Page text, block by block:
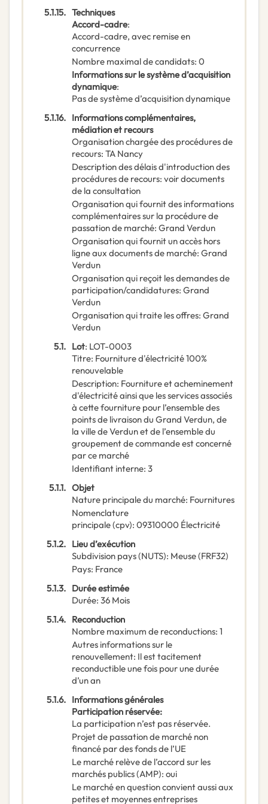
5.1.15. Techniques
Accord-cadre:
Accord-cadre, avec remise en
concurrence
Nombre maximal de candidats: 0
Informations sur le système d’acquisition
dynamique:
Pas de système d’acquisition dynamique
5.1.16. Informations complémentaires,
médiation et recours
Organisation chargée des procédures de
recours: TA Nancy
Description des délais d'introduction des
procédures de recours: voir documents
de la consultation
Organisation qui fournit des informations
complémentaires sur la procédure de
passation de marché: Grand Verdun
Organisation qui fournit un accès hors
ligne aux documents de marché: Grand
Verdun
Organisation qui reçoit les demandes de
participation/candidatures: Grand
Verdun
Organisation qui traite les offres: Grand
Verdun
5.1. Lot: LOT-0003
Titre: Fourniture d'électricité 100%
renouvelable
Description: Fourniture et acheminement
d'électricité ainsi que les services associés
à cette fourniture pour l’ensemble des
points de livraison du Grand Verdun, de
la ville de Verdun et de l’ensemble du
groupement de commande est concerné
par ce marché
Identifiant interne: 3
5.1.1. Objet
Nature principale du marché: Fournitures
Nomenclature
principale(cpv): 09310000 Électricité
5.1.2. Lieu d’exécution
Subdivision pays (NUTS): Meuse(FRF32)
Pays: France
5.1.3. Durée estimée
Durée: 36 Mois
5.1.4. Reconduction
Nombre maximum de reconductions: 1
Autres informations sur le
renouvellement: Il est tacitement
reconductible une fois pour une durée
d’un an
5.1.6. Informations générales
Participation réservée:
La participation n’est pas réservée.
Projet de passation de marché non
financé par des fonds de l’UE
Le marché relève de l’accord sur les
marchés publics (AMP): oui
Le marché en question convient aussi aux
petites et moyennes entreprises